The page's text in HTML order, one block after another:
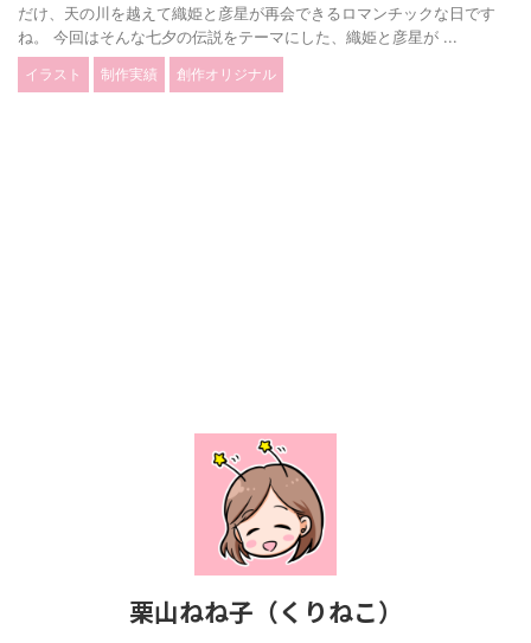
だけ、天の川を越えて織姫と彦星が再会できるロマンチックな日です
ね。 今回はそんな七夕の伝説をテーマにした、織姫と彦星が ...
イラスト 制作実績 創作オリジナル
栗山ねね子（くりねこ）